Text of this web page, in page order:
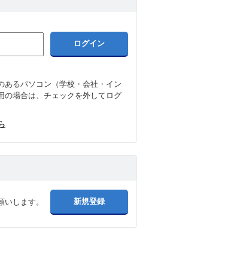
あるパソコン（学校・会社・イン
の場合は、チェックを外してログ
します。